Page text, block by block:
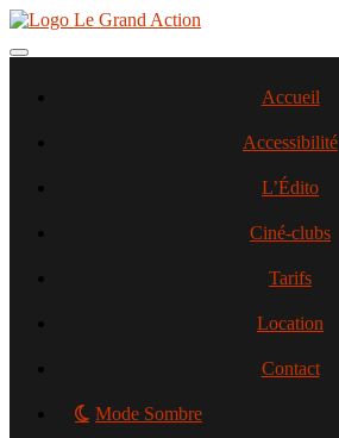
Aller
contenu
Toggle navigation
Accueil
Accessibilité
L’Édito
Ciné-clubs
Tarifs
Location
Contact
Mode Sombre